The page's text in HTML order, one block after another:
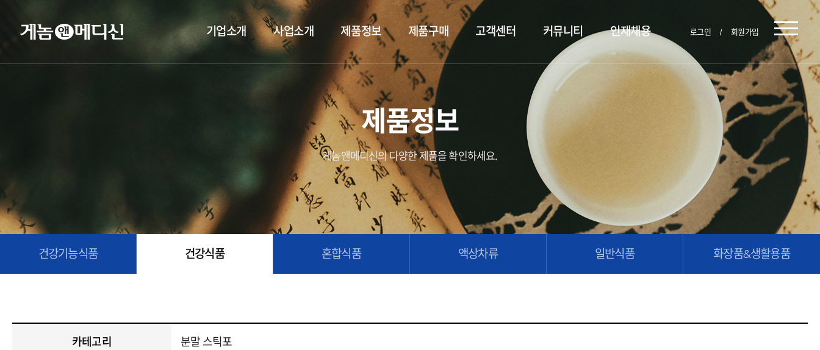
기업소개 사업소개 제품정보 제품구매 고객센터 커뮤니티 인재채용 로그인 회원가입
제품정보
게놈앤메디신의 다양한 제품을 확인하세요.
건강기능식품 건강식품 혼합식품 액상차류 일반식품 화장품&생활용품
카테고리 분말 스틱포